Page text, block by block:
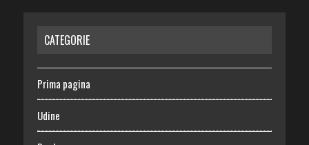
CATEGORIE
Prima pagina
Udine